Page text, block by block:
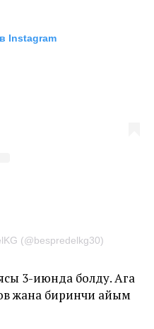
Instagram
(@bespredelkg30)
3-июнда болду. Ага
жана биринчи айым